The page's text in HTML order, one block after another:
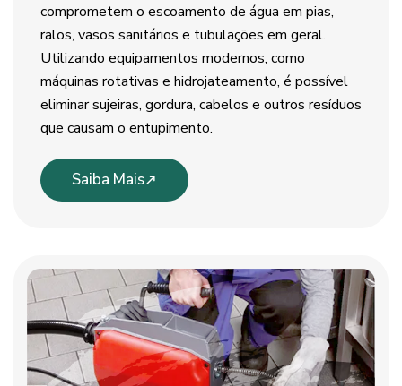
comprometem o escoamento de água em pias,
ralos, vasos sanitários e tubulações em geral.
Utilizando equipamentos modernos, como
máquinas rotativas e hidrojateamento, é possível
eliminar sujeiras, gordura, cabelos e outros resíduos
que causam o entupimento.
Saiba Mais